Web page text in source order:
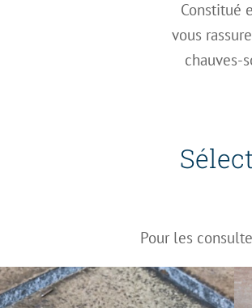
Constitué
vous
chauves-
Pour les